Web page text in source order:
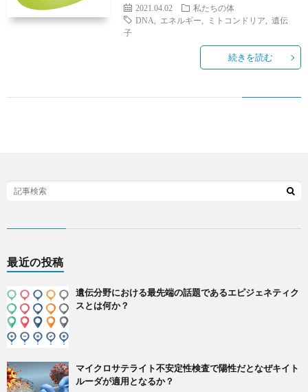
2021.04.02
私たちの体
DNA
エネルギー ミトコンドリア
遺伝
子
続きを読む
最近の投稿
遺伝分野における最先端の話題であるエピジェネティク
スとは何か？
マイクロサテライト不安定性検査で陽性だとなぜキイト
ルーダが適用となるか？